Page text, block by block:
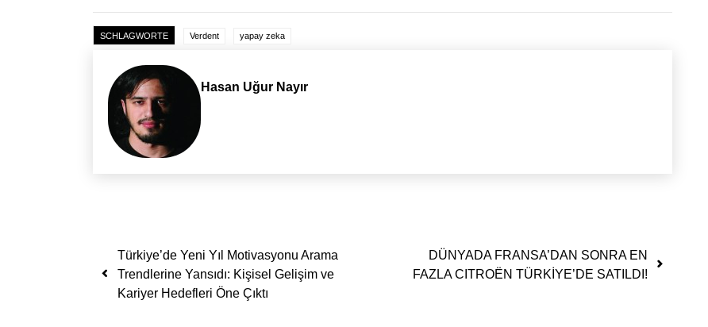
SCHLAGWORTE Verdent yapay zeka
Hasan Uğur Nayır
Yazı dolaşımı
Türkiye’de Yeni Yıl Motivasyonu Arama
Trendlerine Yansıdı: Kişisel Gelişim ve
Kariyer Hedefleri Öne Çıktı
DÜNYADA FRANSA’DAN SONRA EN
FAZLA CITROËN TÜRKİYE’DE SATILDI!